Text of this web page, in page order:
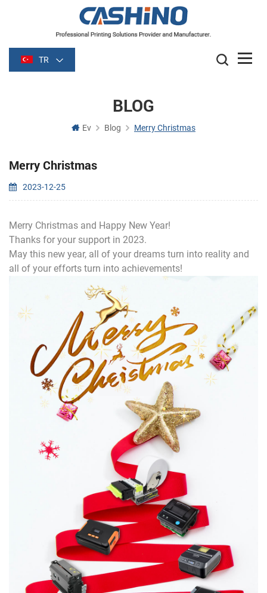
TR
BLOG
Ev Blog Merry Christmas
Merry Christmas
2023-12-25
Merry Christmas and Happy New Year!
Thanks for your support in 2023.
May this new year, all of your dreams turn into reality and
all of your efforts turn into achievements!